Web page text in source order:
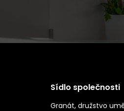
Sídlo společnosti
Granát, družstvo